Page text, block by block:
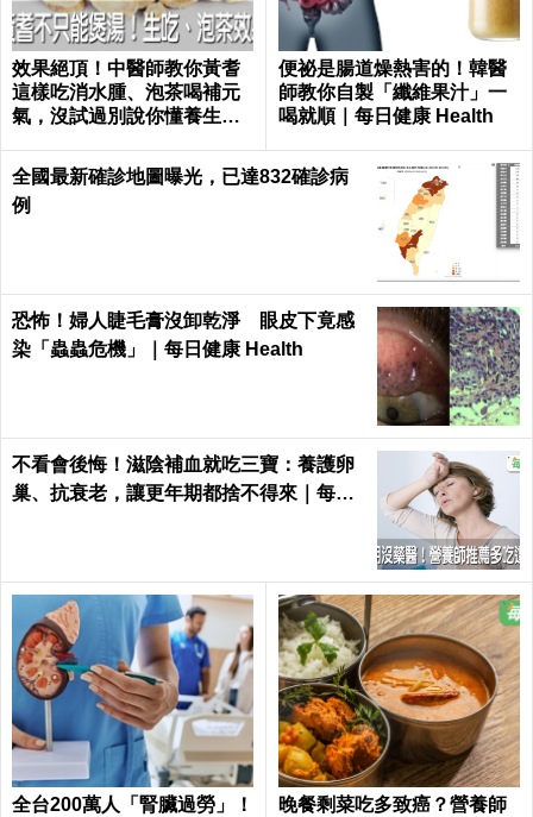
效果絕頂！中醫師教你黃耆
這樣吃消水腫、泡茶喝補元
氣，沒試過別說你懂養生｜
便祕是腸道燥熱害的！韓醫
師教你自製「纖維果汁」一
喝就順｜每日健康 Health
全國最新確診地圖曝光，已達832確診病
例
恐怖！婦人睫毛膏沒卸乾淨 眼皮下竟感
染「蟲蟲危機」｜每日健康 Health
不看會後悔！滋陰補血就吃三寶：養護卵
巢、抗衰老，讓更年期都捨不得來｜每日
全台200萬人「腎臟過勞」！
晚餐剩菜吃多致癌？營養師